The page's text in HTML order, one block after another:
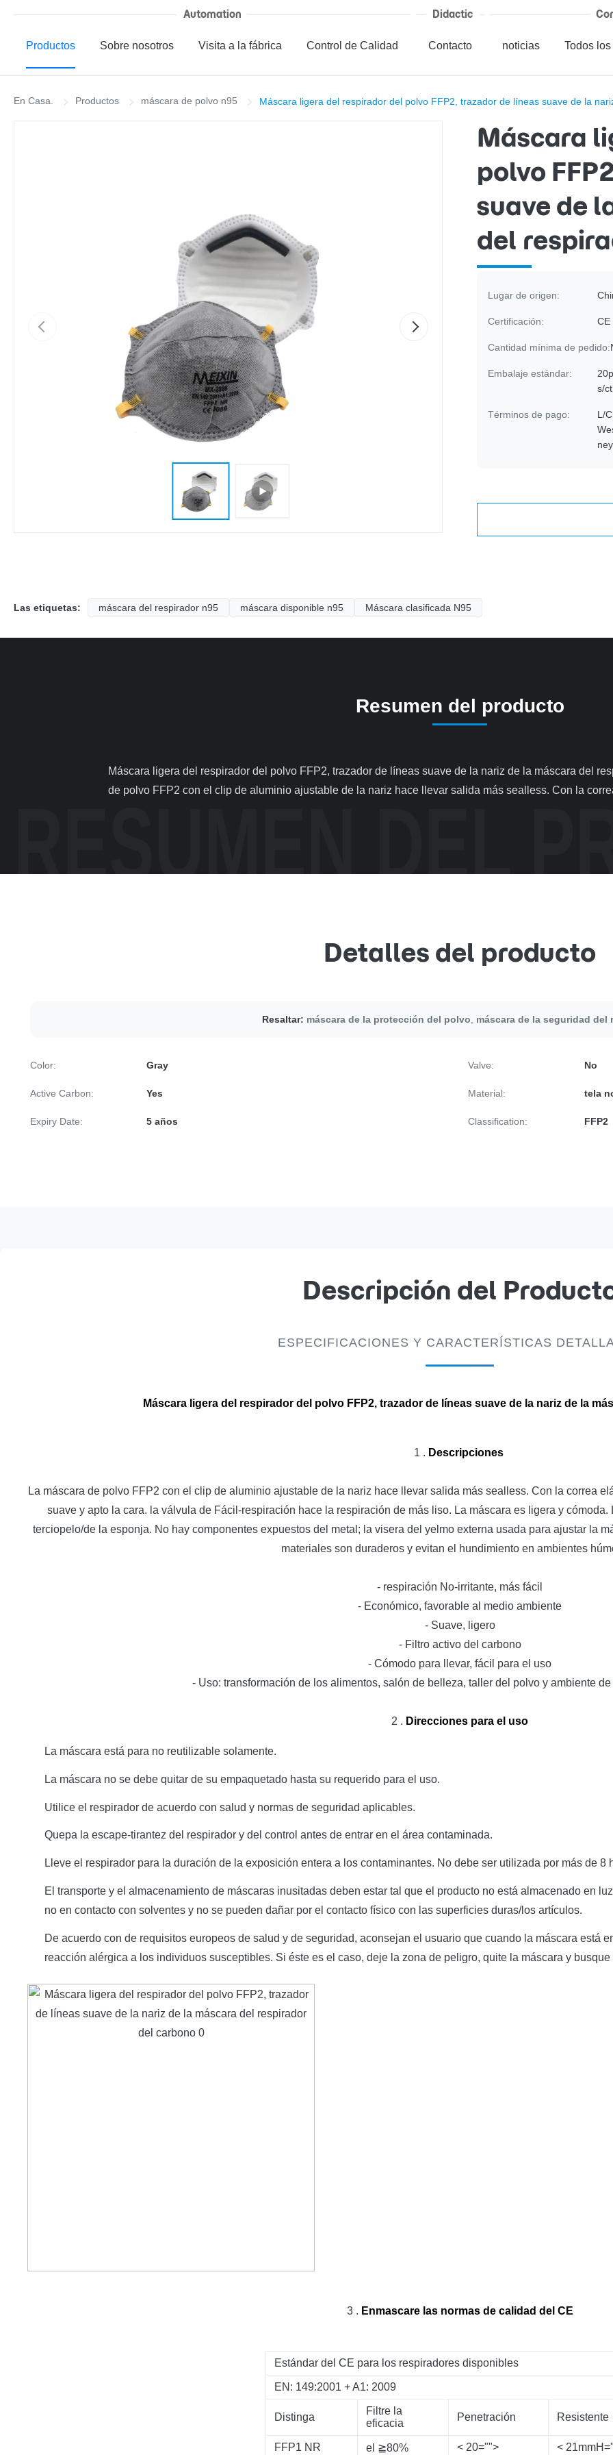
Automation
Productos Sobre nosotros Visita a la fábrica Control de Calidad
Didactic
Contacto noticias Todos
En Casa. Productos máscara de polvo n95 Máscara ligera del respirador del polvo FFP2, trazador de líneas suave de la
Máscara
polvo
suave de
del
Lugar de origen:
Certificación: CE
Cantidad mínima de pedido:
Embalaje estándar:
s/
Términos de pago:
L/
Las etiquetas: máscara del respirador n95 máscara disponible n95 Máscara clasificada N95
Resumen del producto
de polvo FFP2 con el clip de aluminio ajustable de la nariz hace llevar salida más sealless. Con la
Detalles del producto
Resaltar: máscara de la protección del polvo máscara de la seguridad del
Color: Gray Valve: No
Active Carbon: Yes Material: tela
Expiry Date: 5 años Classification: FFP2
Descripción del
ESPECIFICACIONES Y CARACTERÍSTICAS
Máscara ligera del respirador del polvo FFP2, trazador de líneas suave de la nariz de la
1 . Descripciones
La máscara de polvo FFP2 con el clip de aluminio ajustable de la nariz hace llevar salida más sealless. Con la correa
suave y apto la cara. la válvula de Fácil-respiración hace la respiración de más liso. La máscara es ligera y
terciopelo/de la esponja. No hay componentes expuestos del metal; la visera del yelmo externa usada para ajustar la
materiales son duraderos y evitan el hundimiento en ambientes
- respiración No-irritante, más fácil
- Económico, favorable al medio ambiente
- Suave, ligero
- Filtro activo del carbono
- Cómodo para llevar, fácil para el uso
- Uso: transformación de los alimentos, salón de belleza, taller del polvo y ambiente
2 . Direcciones para el uso
La máscara está para no reutilizable solamente.
La máscara no se debe quitar de su empaquetado hasta su requerido para el uso.
Utilice el respirador de acuerdo con salud y normas de seguridad aplicables.
Quepa la escape-tirantez del respirador y del control antes de entrar en el área contaminada.
Lleve el respirador para la duración de la exposición entera a los contaminantes. No debe ser utilizada por más de
El transporte y el almacenamiento de máscaras inusitadas deben estar tal que el producto no está almacenado en
no en contacto con solventes y no se pueden dañar por el contacto físico con las superficies duras/los artículos.
De acuerdo con de requisitos europeos de salud y de seguridad, aconsejan el usuario que cuando la máscara está
reacción alérgica a los individuos susceptibles. Si éste es el caso, deje la zona de peligro, quite la máscara y
3 . Enmascare las normas de calidad del CE
Estándar del CE para los respiradores disponibles
EN: 149:2001 + A1: 2009
Distinga
Filtre la
eficacia
Penetración Resistente
FFP1 NR el ≧80% < 20=""> <